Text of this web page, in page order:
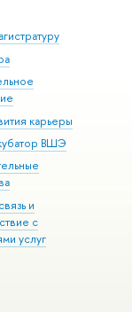
карьеры
ВШЭ
и
с
услуг